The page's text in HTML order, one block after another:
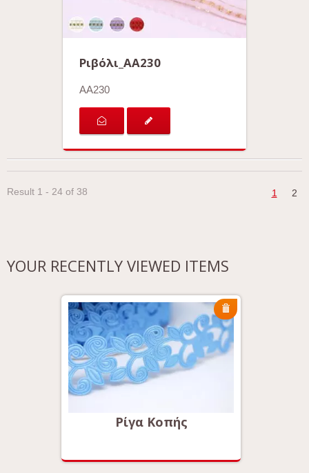
Ριβόλι_AA230
AA230
Result 1 - 24 of 38 1 2
YOUR RECENTLY VIEWED ITEMS
Ρίγα Κοπής